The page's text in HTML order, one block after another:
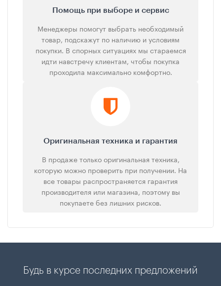
Помощь при выборе и сервис
Менеджеры помогут выбрать необходимый
товар, подскажут по наличию и условиям
покупки. В спорных ситуациях мы стараемся
идти навстречу клиентам, чтобы покупка
проходила максимально комфортно.
Оригинальная техника и гарантия
В продаже только оригинальная техника,
которую можно проверить при получении. На
все товары распространяется гарантия
производителя или магазина, поэтому вы
покупаете без лишних рисков.
Будь в курсе последних предложений